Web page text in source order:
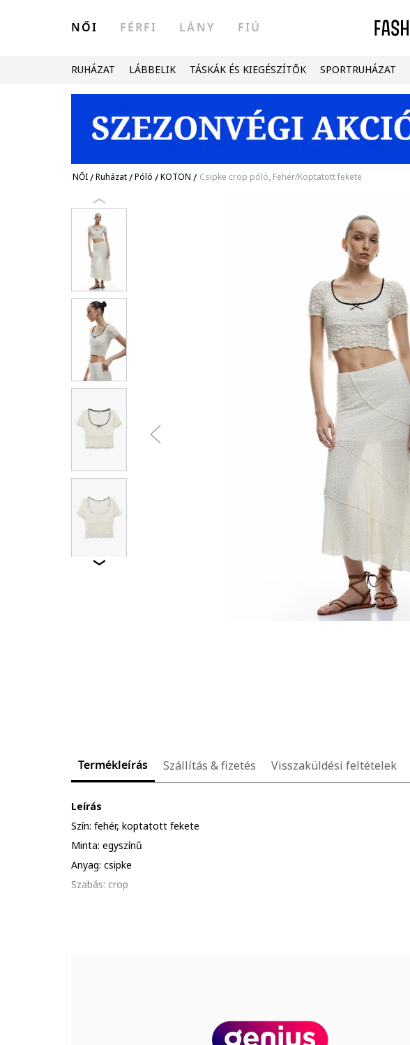
NŐI FÉRFI LÁNY FIÚ
RUHÁZAT LÁBBELIK TÁSKÁK ÉS KIEGÉSZÍTŐK SPORTRUHÁZAT
NŐI/Ruházat/Póló /KOTON / Csipke crop póló, Fehér/Koptatott fekete
Termékleírás Szállítás & fizetés Visszaküldési feltételek
Leírás
Szín: fehér, koptatott fekete
Minta: egyszínű
Anyag: csipke
Szabás: crop